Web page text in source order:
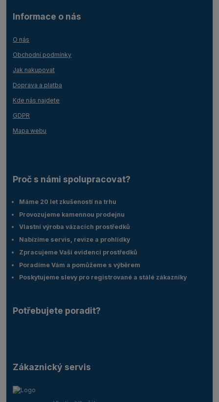
Informace o nás
O nás
Obchodní podmínky
Jak nakupovat
Doprava a platba
Kde nás najdete
GDPR
Mapa webu
Proč s námi spolupracovat?
Máme 20 let zkušeností na trhu
Provozujeme kamennou prodejnu
Vlastní výroba vázacích prostředků
Nabízíme servis, revize a prohlídky
Zpracujeme Vaší evidenci prostředků
Poradíme Vám a pomůžeme s výběrem
Poskytujeme slevy pro registrované a stálé zákazníky
Potřebujete poradit?
Zákaznický servis